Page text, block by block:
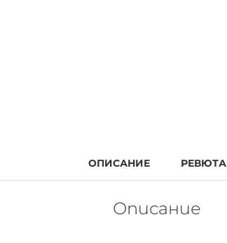
ОПИСАНИЕ РЕВЮТА
Описание